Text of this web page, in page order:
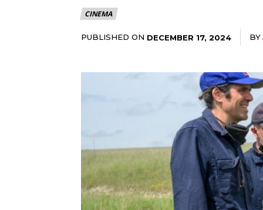
CINEMA
PUBLISHED ON DECEMBER 17, 2024 BY